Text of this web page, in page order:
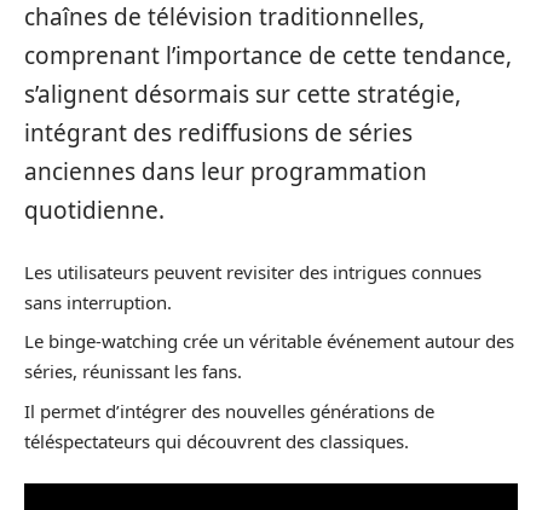
chaînes de télévision traditionnelles,
comprenant l’importance de cette tendance,
s’alignent désormais sur cette stratégie,
intégrant des rediffusions de séries
anciennes dans leur programmation
quotidienne.
Les utilisateurs peuvent revisiter des intrigues connues
sans interruption.
Le binge-watching crée un véritable événement autour des
séries, réunissant les fans.
Il permet d’intégrer des nouvelles générations de
téléspectateurs qui découvrent des classiques.